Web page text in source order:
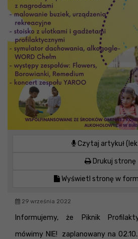
Czytaj artykuł
Drukuj stronę
Wyświetl stronę w
29 września 2022
Informujemy, że Piknik
mówimy NIE! zaplanowany na